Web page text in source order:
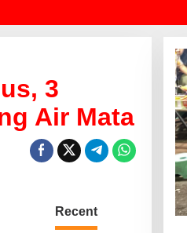
3
Air Mata
Recent